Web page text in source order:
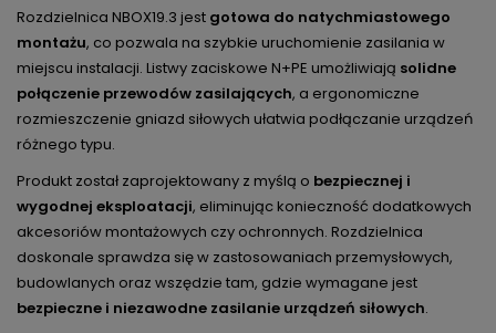
Rozdzielnica NBOX19.3 jest gotowa do natychmiastowego
montażu, co pozwala na szybkie uruchomienie zasilania w
miejscu instalacji. Listwy zaciskowe N+PE umożliwiają solidne
połączenie przewodów zasilających, a ergonomiczne
rozmieszczenie gniazd siłowych ułatwia podłączanie urządzeń
różnego typu.
Produkt został zaprojektowany z myślą o bezpiecznej i
wygodnej eksploatacji, eliminując konieczność dodatkowych
akcesoriów montażowych czy ochronnych. Rozdzielnica
doskonale sprawdza się w zastosowaniach przemysłowych,
budowlanych oraz wszędzie tam, gdzie wymagane jest
bezpieczne i niezawodne zasilanie urządzeń siłowych.